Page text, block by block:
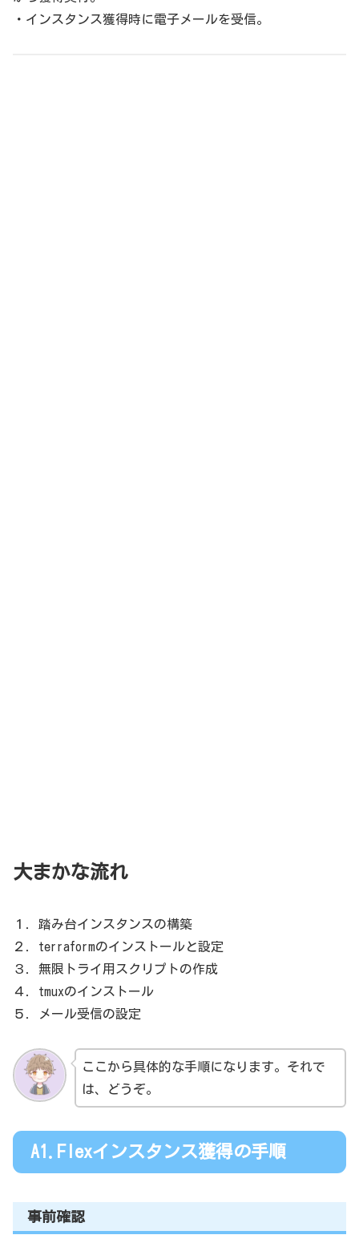
・インスタンス獲得時に電子メールを受信。
大まかな流れ
１．踏み台インスタンスの構築
２．terraformのインストールと設定
３．無限トライ用スクリプトの作成
４．tmuxのインストール
５．メール受信の設定
ここから具体的な手順になります。それで
は、どうぞ。
A1.Flexインスタンス獲得の手順
事前確認